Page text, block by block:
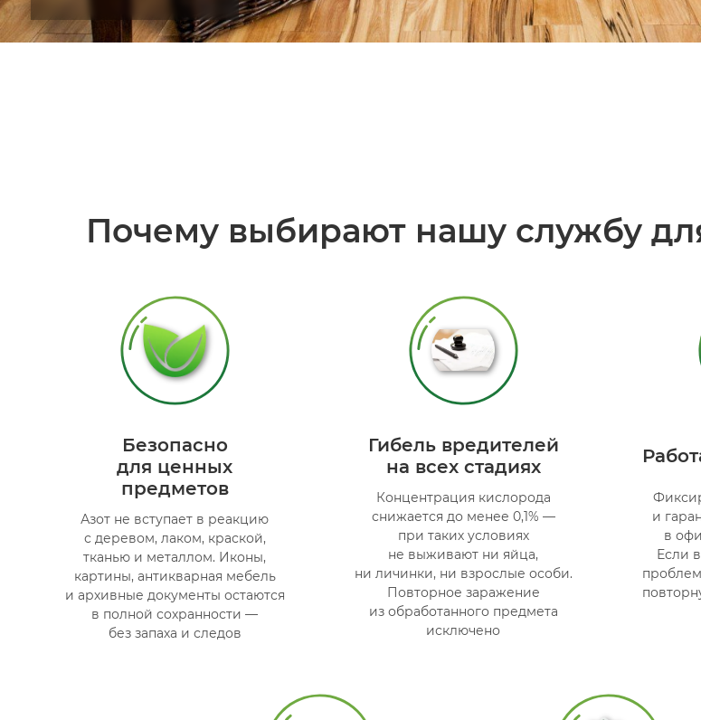
Почему выбирают нашу службу
Безопасно
для ценных
предметов
Азот не вступает в реакцию
с деревом, лаком, краской,
тканью и металлом. Иконы,
картины, антикварная мебель
и архивные документы остаются
в полной сохранности —
без запаха и следов
Гибель вредителей
на всех стадиях
Концентрация кислорода
снижается до менее 0,1% —
при таких условиях
не выживают ни яйца,
ни личинки, ни взрослые особи.
Повторное заражение
из обработанного предмета
исключено
и
в
Если